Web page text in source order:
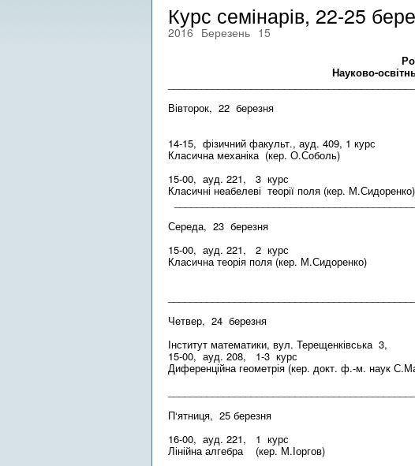
Курс семінарів, 22-25
2016 Березень 15
Розклад
Науково-освітнього
Вівторок, 22 березня
14-15, фізичний факульт., ауд. 409, 1 курс
Класична механіка (кер. О.Соболь)
15-00, ауд. 221, 3 курс
Класичні неабелеві теорії поля (кер. М.Сидоренко)
Середа, 23 березня
15-00, ауд. 221, 2 курс
Класична теорія поля (кер. М.Сидоренко)
Четвер, 24 березня
Інститут математики, вул. Терещенківська 3,
15-00, ауд. 208, 1-3 курс
Диференційна геометрія (кер. докт. ф.-м. наук
П‘ятниця, 25 березня
16-00, ауд. 221, 1 курс
Лінійна алгебра (кер. М.Іоргов)